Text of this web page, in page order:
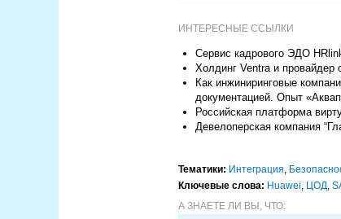
ИНТЕРЕСНЫЕ ССЫЛКИ
Сервис кадрового ЭДО
Холдинг Ventra и
Как инжиниринговые
документацией. Опыт
Российская платформа
Девелоперская компания
Тематики: Интеграция,
Ключевые слова: Huawei, ЦОД,
А ЗНАЕТЕ ЛИ ВЫ, ЧТО: